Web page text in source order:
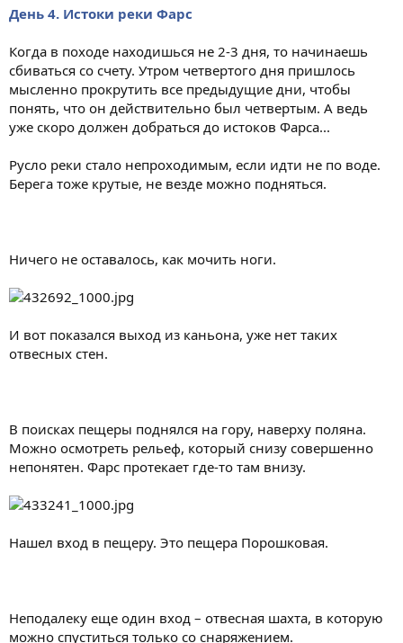
День 4. Истоки реки Фарс
Когда в походе находишься не 2-3 дня, то начинаешь
сбиваться со счету. Утром четвертого дня пришлось
мысленно прокрутить все предыдущие дни, чтобы
понять, что он действительно был четвертым. А ведь
уже скоро должен добраться до истоков Фарса...
Русло реки стало непроходимым, если идти не по воде.
Берега тоже крутые, не везде можно подняться.
Ничего не оставалось, как мочить ноги.
И вот показался выход из каньона, уже нет таких
отвесных стен.
В поисках пещеры поднялся на гору, наверху поляна.
Можно осмотреть рельеф, который снизу совершенно
непонятен. Фарс протекает где-то там внизу.
Нашел вход в пещеру. Это пещера Порошковая.
Неподалеку еще один вход – отвесная шахта, в которую
можно спуститься только со снаряжением.